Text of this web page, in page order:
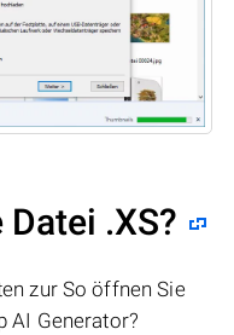
.XS?
zur So öffnen Sie
AI Generator?